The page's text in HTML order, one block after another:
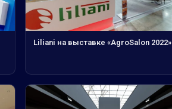
Liliani на выставке «AgroSalon 2022»